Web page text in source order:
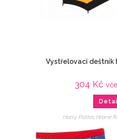
Vystřelovací deštník
304 Kč
Harry Potter, Hrané